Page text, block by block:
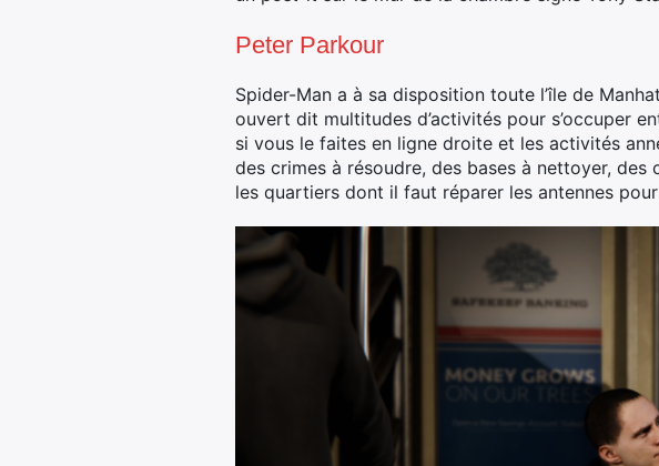
Peter Parkour
Spider-Man a à sa disposition toute l’île de
ouvert dit multitudes d’activités pour s’occuper
si vous le faites en ligne droite et les activités
des crimes à résoudre, des bases à nettoyer,
les quartiers dont il faut réparer les antennes